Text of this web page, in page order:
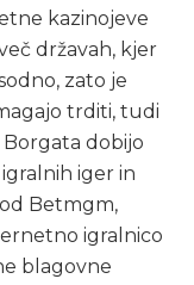
kazinojeve
državah, kjer
zato je
trditi, tudi
Borgata dobijo
iger in
Betmgm,
igralnico
blagovne